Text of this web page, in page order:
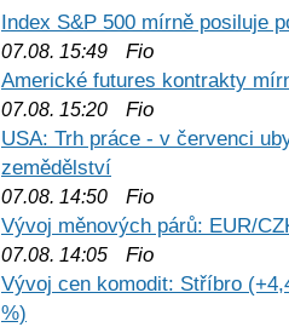
Index S&P 500 mírně posiluje
07.08. 15:49 Fio
Americké futures kontrakty
07.08. 15:20 Fio
USA: Trh práce - v červenci
zemědělství
07.08. 14:50 Fio
Vývoj měnových párů: EUR/
07.08. 14:05 Fio
Vývoj cen komodit: Stříbro
%)